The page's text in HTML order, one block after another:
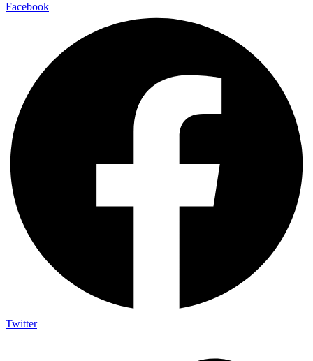
Facebook
Twitter